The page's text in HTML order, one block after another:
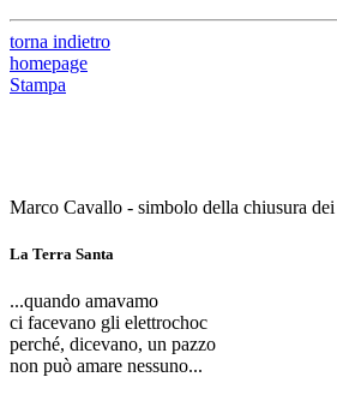
torna indietro
homepage
Stampa
Marco Cavallo - simbolo della chiusura
La Terra Santa
...quando amavamo
ci facevano gli elettrochoc
perché, dicevano, un pazzo
non può amare nessuno...